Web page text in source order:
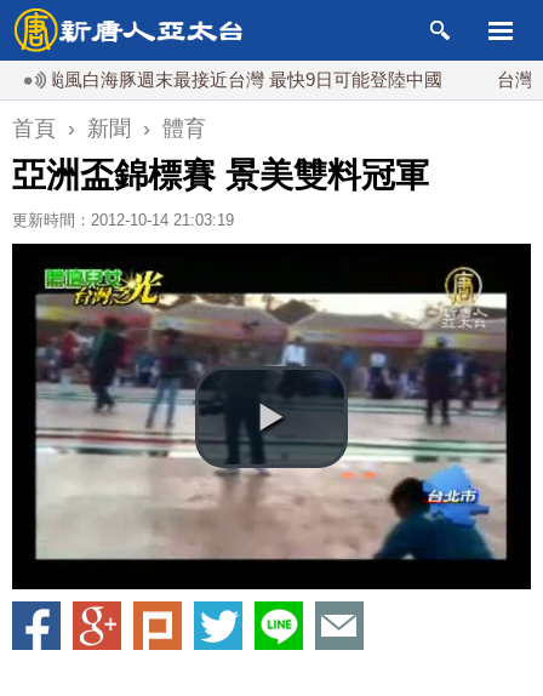
風白海豚週末最接近台灣 最快9日可能登陸中國 台灣漢光首
首頁 › 新聞 › 體育
亞洲盃錦標賽 景美雙料冠軍
更新時間：2012-10-14 21:03:19